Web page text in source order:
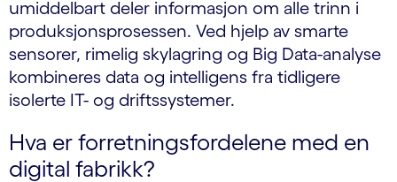
umiddelbart deler informasjon om alle trinn i
produksjonsprosessen. Ved hjelp av smarte
sensorer, rimelig skylagring og Big Data-analyse
kombineres data og intelligens fra tidligere
isolerte IT- og driftssystemer.
Hva er forretningsfordelene med en
digital fabrikk?